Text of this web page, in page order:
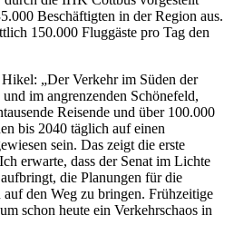
Beschäftigten in der Region aus.
150.000 Fluggäste pro Tag den
„Der Verkehr im Süden der
im angrenzenden Schönefeld,
Reisende und über 100.000
bis 2040 täglich auf einen
sein. Das zeigt die erste
erwarte, dass der Senat im Lichte
die Planungen für die
den Weg zu bringen. Frühzeitige
schon heute ein Verkehrschaos in